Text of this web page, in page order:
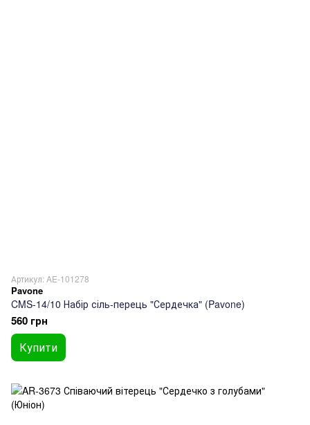
Артикул: AE-101278
Pavone
CMS-14/10 Набір сіль-перець "Сердечка" (Pavone)
560 грн
Купити